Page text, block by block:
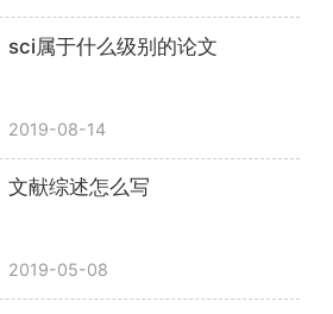
sci属于什么级别的论文
2019-08-14
文献综述怎么写
2019-05-08